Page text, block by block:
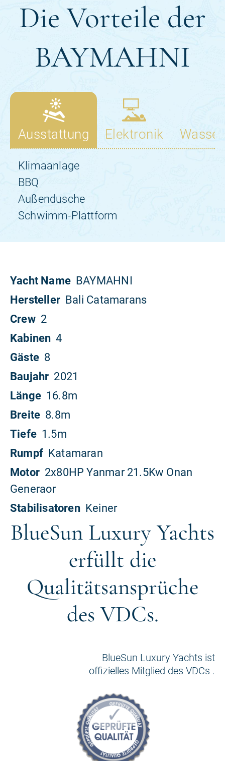
BlueSun Luxury Yachts
erfüllt die
Qualitätsansprüche
des VDCs.
BlueSun Luxury Yachts ist
offizielles Mitglied des VDCs .